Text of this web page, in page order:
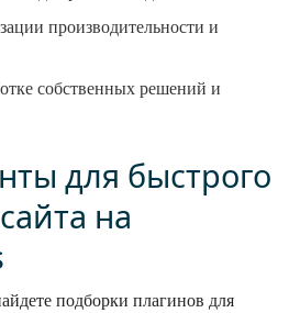
производительности и
собственных решений и
для быстрого
на
подборки плагинов для